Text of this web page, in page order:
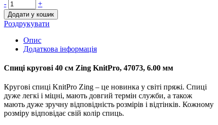
- +
Додати у кошик
Роздрукувати
Опис
Додаткова інформація
Спиці кругові 40 см Zing KnitPro, 47073, 6.00 мм
Кругові спиці KnitPro Zing – це новинка у світі пряжі. Спиці
дуже легкі і міцні, мають довгий термін служби, а також
мають дуже зручну відповідність розмірів і відтінків. Кожному
розміру відповідає свій колір спиць.